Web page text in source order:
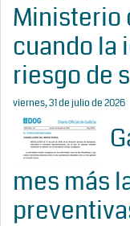
Ministerio
cuando la
riesgo de
viernes, 31 de julio de 2026
mes más